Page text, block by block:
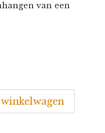
van een